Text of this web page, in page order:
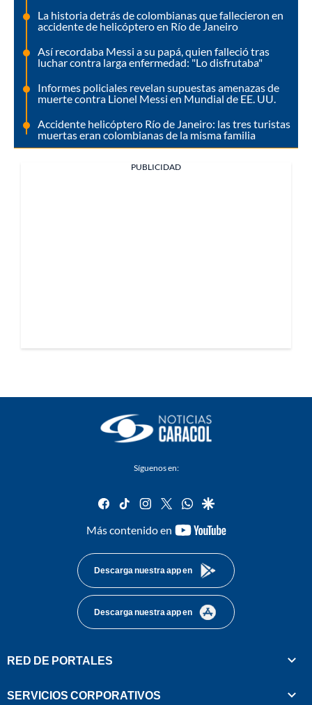
La historia detrás de colombianas que fallecieron en
accidente de helicóptero en Río de Janeiro
Así recordaba Messi a su papá, quien falleció tras
luchar contra larga enfermedad: "Lo disfrutaba"
Informes policiales revelan supuestas amenazas de
muerte contra Lionel Messi en Mundial de EE. UU.
Accidente helicóptero Río de Janeiro: las tres turistas
muertas eran colombianas de la misma familia
PUBLICIDAD
Síguenos en:
facebook
tiktok instagram
twitterwhatsapp
google
Más contenido en
youtube-
Descarga nuestra app en
Descarga nuestra app en
RED DE PORTALES
SERVICIOS CORPORATIVOS